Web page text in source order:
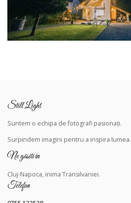
Still Light
Suntem o echipa de fotografi pasionați.
Surpindem imagini pentru a inspira lumea.
Ne găsiti in
Cluj-Napoca, inima Transilvaniei.
Telefon